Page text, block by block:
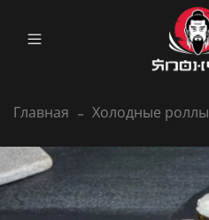
Главная Холодные роллы